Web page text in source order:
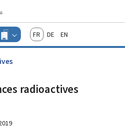
principal
contenu
Changer
d'espace
Menu
actif
FrançaisDeutschEnglish
radioactives